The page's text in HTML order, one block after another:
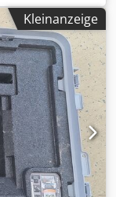
& Hinweise:
gerne für
in
Preis 850 EUR
Anfrage
Kleinanzeige